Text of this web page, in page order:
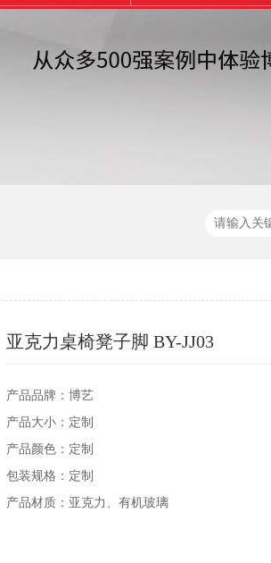
亚克力桌椅凳子脚 BY-JJ03
产品品牌：博艺
产品大小：定制
产品颜色：定制
包装规格：定制
产品材质：亚克力、有机玻璃